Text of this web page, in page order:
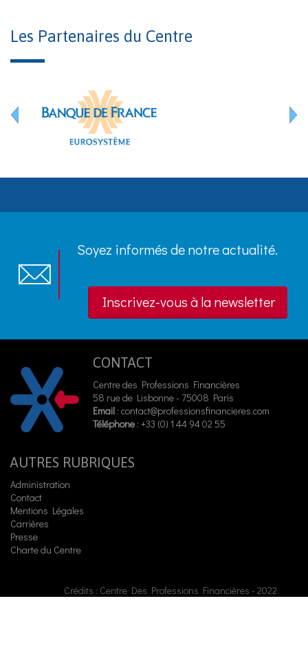
Les Partenaires du Centre
Soyez informés de notre actualité.
Inscrivez-vous à la newsletter
CONTACT
Centre des Professions Financières
58 rue de Lisbonne - 75008 Paris
Email : contact@professionsfinancieres.com
Téléphone : +33 (0) 1 44 94 02 55
AUTRES RUBRIQUES
Administration
Contact
Mentions Légales
Carrières
Presse
Charte du Centre
Crédits : Centre Des Professions Financières - 2022